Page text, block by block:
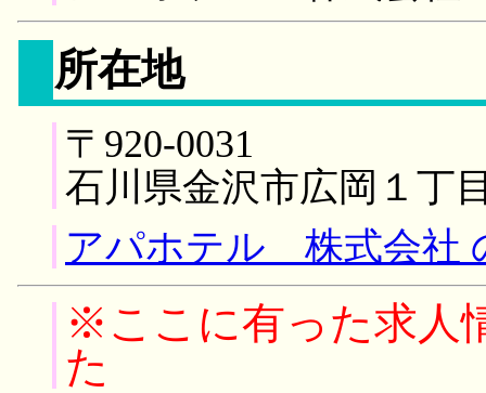
所在地
〒920-0031
石川県金沢市広岡１丁
アパホテル 株式会社
※ここに有った求人
た